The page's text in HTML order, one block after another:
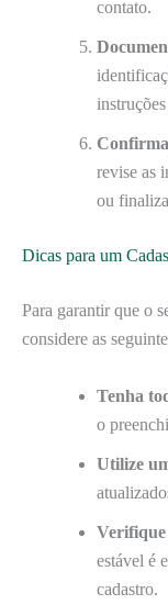
contato.
revise as
ou
Dicas para um
Para garantir que o
considere as
Tenha
o
Utilize
Verifique
estável é
cadastro.